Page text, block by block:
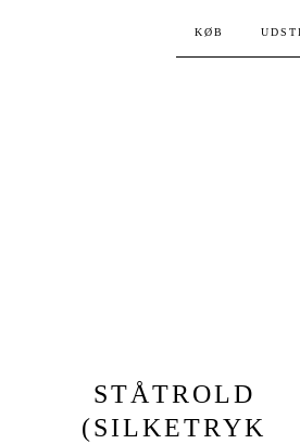
KØB
STÅTROLD
(SILKETRYK